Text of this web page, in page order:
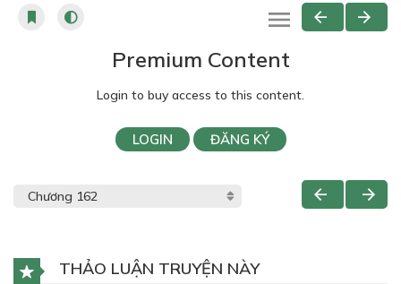
Premium Content
Login to buy access to this content.
LOGIN ĐĂNG KÝ
THẢO LUẬN TRUYỆN NÀY